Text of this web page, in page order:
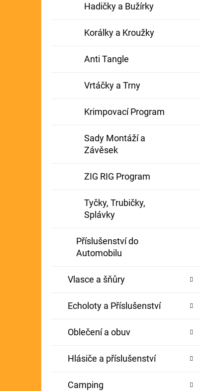
Hadičky a Bužírky
Korálky a Kroužky
Anti Tangle
Vrtáčky a Trny
Krimpovací Program
Sady Montáží a
Závěsek
ZIG RIG Program
Tyčky, Trubičky,
Splávky
Příslušenství do
Automobilu
Vlasce a šňůry
Echoloty a Příslušenství
Oblečení a obuv
Hlásiče a příslušenství
Camping